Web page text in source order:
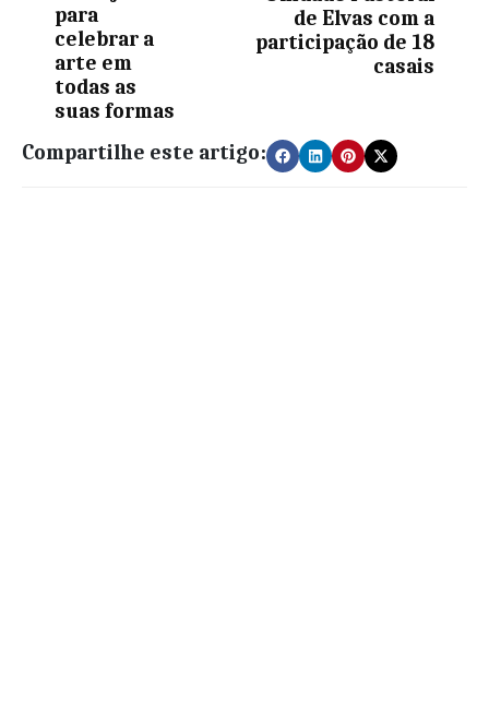
para
celebrar a
arte em
todas as
suas formas
de Elvas com a
participação de 18
casais
Compartilhe este artigo: